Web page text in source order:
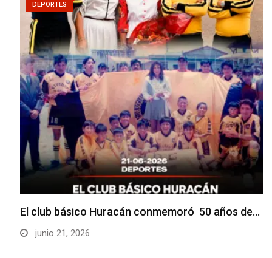
DEPORTES
El club básico Huracán conmemoró 50 años de…
junio 21, 2026